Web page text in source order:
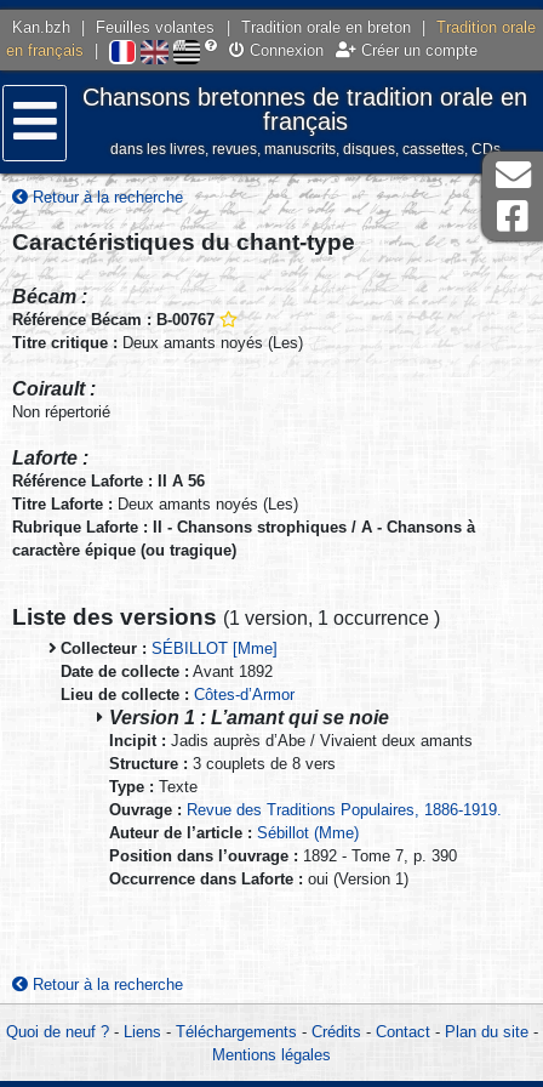
Kan.bzh Feuilles volantes Tradition orale en breton
Tradition orale
en français
Connexion Créer un compte
Menu
Chansons bretonnes de tradition orale en
français
dans les livres, revues, manuscrits, disques, cassettes, CDs
Retour à la recherche
Caractéristiques du chant-type
Bécam :
Référence Bécam : B-00767
Titre critique : Deux amants noyés (Les)
Coirault :
Non répertorié
Laforte :
Référence Laforte : II A 56
Titre Laforte : Deux amants noyés (Les)
Rubrique Laforte : II - Chansons strophiques / A - Chansons à
caractère épique (ou tragique)
Liste des versions (1 version, 1 occurrence )
Collecteur : SÉBILLOT [Mme]
Date de collecte : Avant 1892
Lieu de collecte : Côtes-d’Armor
Version 1 : L’amant qui se noie
Incipit : Jadis auprès d’Abe / Vivaient deux amants
Structure : 3 couplets de 8 vers
Type : Texte
Ouvrage : Revue des Traditions Populaires, 1886-1919.
Auteur de l’article : Sébillot (Mme)
Position dans l’ouvrage : 1892 - Tome 7, p. 390
Occurrence dans Laforte : oui (Version 1)
Retour à la recherche
Quoi de neuf ?- Liens - Téléchargements - Crédits - Contact- Plan du site-
Mentions légales